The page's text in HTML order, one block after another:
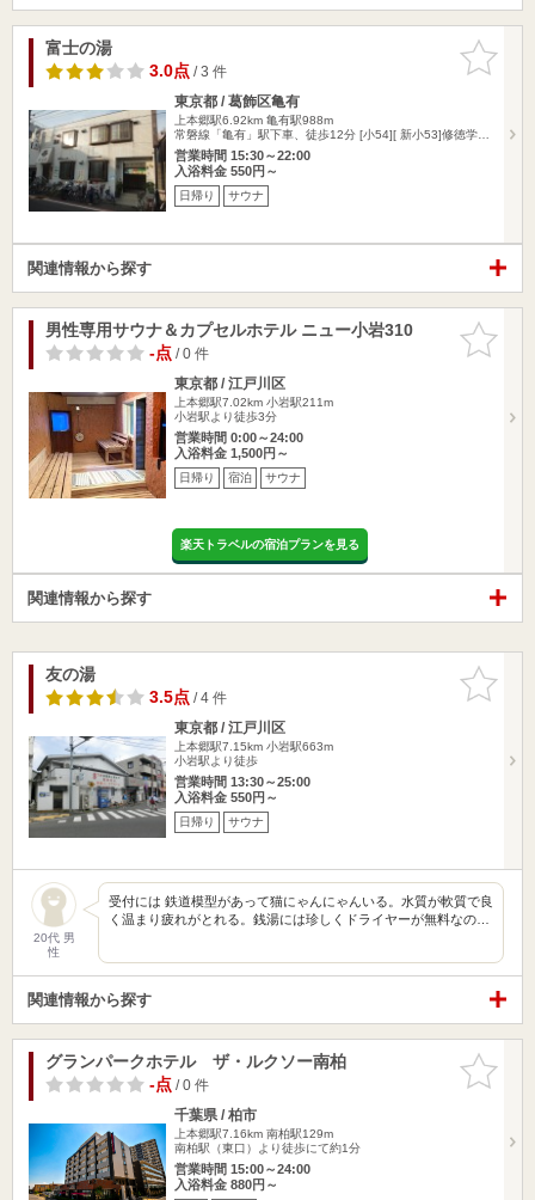
お気に入
りに追加
富士の湯
3.0点/ 3 件
東京都 / 葛飾区亀有
上本郷駅6.92km 亀有駅988m
常磐線「亀有」駅下車、徒歩12分 [小54][ 新小53]修徳学…
営業時間 15:30～22:00
入浴料金 550円～
日帰り サウナ
関連情報から探す
お気に入
りに追加
男性専用サウナ＆カプセルホテル ニュー小岩310
-点/ 0 件
東京都 / 江戸川区
上本郷駅7.02km 小岩駅211m
小岩駅より徒歩3分
営業時間 0:00～24:00
入浴料金 1,500円～
日帰り 宿泊 サウナ
楽天トラベルの宿泊プランを見る
関連情報から探す
お気に入
りに追加
友の湯
3.5点/ 4 件
東京都 / 江戸川区
上本郷駅7.15km 小岩駅663m
小岩駅より徒歩
営業時間 13:30～25:00
入浴料金 550円～
日帰り サウナ
20代 男
性
受付には 鉄道模型があって猫にゃんにゃんいる。水質が軟質で良
く温まり疲れがとれる。銭湯には珍しくドライヤーが無料なの…
関連情報から探す
お気に入
りに追加
グランパークホテル ザ・ルクソー南柏
-点/ 0 件
千葉県 / 柏市
上本郷駅7.16km 南柏駅129m
南柏駅（東口）より徒歩にて約1分
営業時間 15:00～24:00
入浴料金 880円～